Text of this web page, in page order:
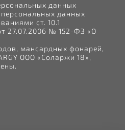
данных
данных
ст. 10.1
27.07.2006 № 152-ФЗ «О
мансардных фонарей,
ООО «Соларжи 18»,